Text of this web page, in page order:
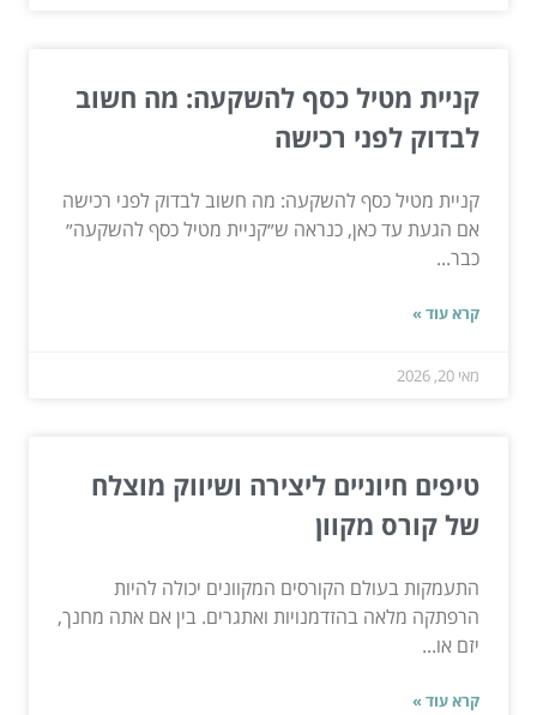
קניית מטיל כסף להשקעה: מה חשוב
לבדוק לפני רכישה
קניית מטיל כסף להשקעה: מה חשוב לבדוק לפני רכישה
אם הגעת עד כאן, כנראה ש״קניית מטיל כסף להשקעה״
כבר...
קרא עוד »
מאי 20, 2026
טיפים חיוניים ליצירה ושיווק מוצלח
של קורס מקוון
התעמקות בעולם הקורסים המקוונים יכולה להיות
הרפתקה מלאה בהזדמנויות ואתגרים. בין אם אתה מחנך,
יזם או...
קרא עוד »